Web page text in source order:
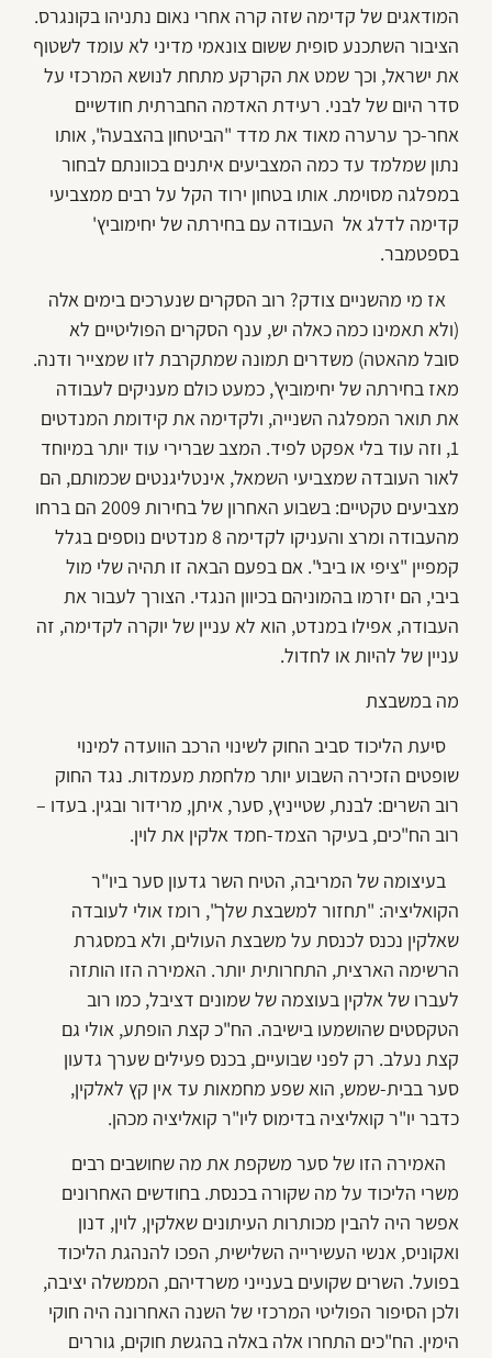
המודאגים של קדימה שזה קרה אחרי נאום נתניהו בקונגרס.
הציבור השתכנע סופית ששום צונאמי מדיני לא עומד לשטוף
את ישראל, וכך שמט את הקרקע מתחת לנושא המרכזי על
סדר היום של לבני. רעידת האדמה החברתית חודשיים
אחר-כך ערערה מאוד את מדד "הביטחון בהצבעה", אותו
נתון שמלמד עד כמה המצביעים איתנים בכוונתם לבחור
במפלגה מסוימת. אותו בטחון ירוד הקל על רבים ממצביעי
קדימה לדלג אל העבודה עם בחירתה של יחימוביץ'
בספטמבר.
אז מי מהשניים צודק? רוב הסקרים שנערכים בימים אלה
(ולא תאמינו כמה כאלה יש, ענף הסקרים הפוליטיים לא
סובל מהאטה) משדרים תמונה שמתקרבת לזו שמצייר ודנה.
מאז בחירתה של יחימוביץ', כמעט כולם מעניקים לעבודה
את תואר המפלגה השנייה, ולקדימה את קידומת המנדטים
1, וזה עוד בלי אפקט לפיד. המצב שברירי עוד יותר במיוחד
לאור העובדה שמצביעי השמאל, אינטליגנטים שכמותם, הם
מצביעים טקטיים: בשבוע האחרון של בחירות 2009 הם ברחו
מהעבודה ומרצ והעניקו לקדימה 8 מנדטים נוספים בגלל
קמפיין "ציפי או ביבי". אם בפעם הבאה זו תהיה שלי מול
ביבי, הם יזרמו בהמוניהם בכיוון הנגדי. הצורך לעבור את
העבודה, אפילו במנדט, הוא לא עניין של יוקרה לקדימה, זה
עניין של להיות או לחדול.
מה במשבצת
סיעת הליכוד סביב החוק לשינוי הרכב הוועדה למינוי
שופטים הזכירה השבוע יותר מלחמת מעמדות. נגד החוק
רוב השרים: לבנת, שטייניץ, סער, איתן, מרידור ובגין. בעדו –
רוב הח"כים, בעיקר הצמד-חמד אלקין את לוין.
בעיצומה של המריבה, הטיח השר גדעון סער ביו"ר
הקואליציה: "תחזור למשבצת שלך", רומז אולי לעובדה
שאלקין נכנס לכנסת על משבצת העולים, ולא במסגרת
הרשימה הארצית, התחרותית יותר. האמירה הזו הותזה
לעברו של אלקין בעוצמה של שמונים דציבל, כמו רוב
הטקסטים שהושמעו בישיבה. הח"כ קצת הופתע, אולי גם
קצת נעלב. רק לפני שבועיים, בכנס פעילים שערך גדעון
סער בבית-שמש, הוא שפע מחמאות עד אין קץ לאלקין,
כדבר יו"ר קואליציה בדימוס ליו"ר קואליציה מכהן.
האמירה הזו של סער משקפת את מה שחושבים רבים
משרי הליכוד על מה שקורה בכנסת. בחודשים האחרונים
אפשר היה להבין מכותרות העיתונים שאלקין, לוין, דנון
ואקוניס, אנשי העשירייה השלישית, הפכו להנהגת הליכוד
בפועל. השרים שקועים בענייני משרדיהם, הממשלה יציבה,
ולכן הסיפור הפוליטי המרכזי של השנה האחרונה היה חוקי
הימין. הח"כים התחרו אלה באלה בהגשת חוקים, גוררים